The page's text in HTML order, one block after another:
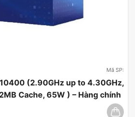
Mã SP:
(2.90GHz up to 4.30GHz,
Cache, 65W ) – Hàng chính